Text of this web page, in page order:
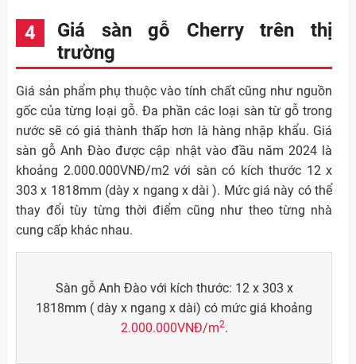
Giá sàn gỗ Cherry trên thị
trường
Giá sản phẩm phụ thuộc vào tính chất cũng như nguồn
gốc của từng loại gỗ. Đa phần các loại sàn từ gỗ trong
nước sẽ có giá thành thấp hơn là hàng nhập khẩu. Giá
sàn gỗ Anh Đào được cập nhật vào đầu năm 2024 là
khoảng 2.000.000VNĐ/m2 với sàn có kích thước 12 x
303 x 1818mm (dày x ngang x dài ). Mức giá này có thể
thay đổi tùy từng thời điểm cũng như theo từng nhà
cung cấp khác nhau.
Sàn gỗ Anh Đào với kích thước: 12 x 303 x
1818mm ( dày x ngang x dài) có mức giá khoảng
2.000.000VNĐ/m2.